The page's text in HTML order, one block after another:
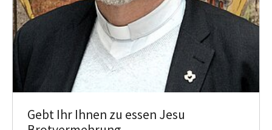
Gebt Ihr Ihnen zu essen Jesu